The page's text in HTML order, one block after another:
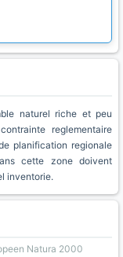
naturel riche et peu
reglementaire
planification regionale
cette zone doivent
inventorie.
Natura 2000